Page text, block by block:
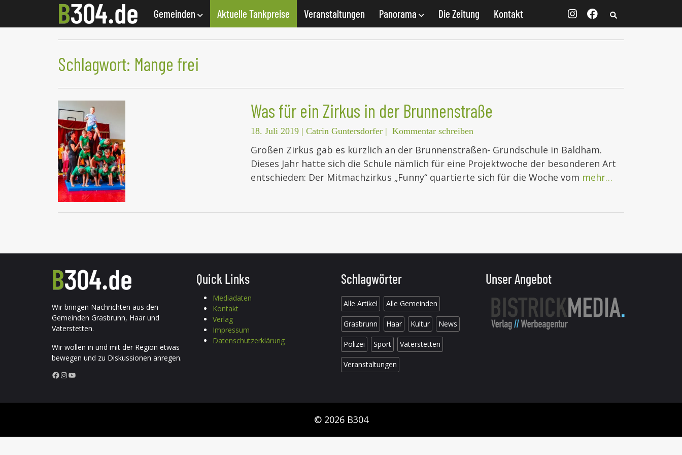
Gemeinden Aktuelle Tankpreise Veranstaltungen Panorama Die Zeitung Kontakt
Schlagwort: Mange frei
Was für ein Zirkus in der Brunnenstraße
18. Juli 2019 | Catrin Guntersdorfer | Kommentar schreiben
Großen Zirkus gab es kürzlich an der Brunnenstraßen- Grundschule in Baldham.
Dieses Jahr hatte sich die Schule nämlich für eine Projektwoche der besonderen Art
entschieden: Der Mitmachzirkus „Funny“ quartierte sich für die Woche vom mehr…
Wir bringen Nachrichten aus den
Gemeinden Grasbrunn, Haar und
Vaterstetten.
Wir wollen in und mit der Region etwas
bewegen und zu Diskussionen anregen.
Facebook InstagramYouTube
Quick Links
Mediadaten
Kontakt
Verlag
Impressum
Datenschutzerklärung
Schlagwörter
Alle Artikel Alle Gemeinden
Grasbrunn Haar Kultur News
Polizei Sport Vaterstetten
Veranstaltungen
Unser Angebot
© 2026 B304